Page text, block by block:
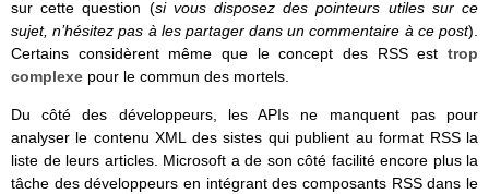
sur cette question (si vous disposez des pointeurs utiles sur ce
sujet, n’hésitez pas à les partager dans un commentaire à ce post).
Certains considèrent même que le concept des RSS est trop
complexe pour le commun des mortels.
Du côté des développeurs, les APIs ne manquent pas pour
analyser le contenu XML des sistes qui publient au format RSS la
liste de leurs articles. Microsoft a de son côté facilité encore plus la
tâche des développeurs en intégrant des composants RSS dans le